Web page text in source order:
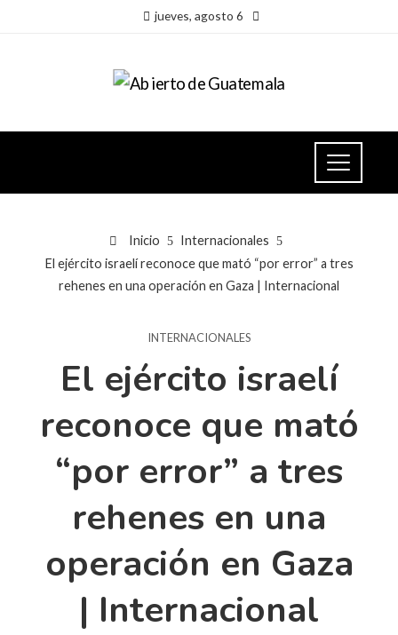
jueves, agosto 6
Inicio
Internacionales
El ejército israelí reconoce que mató “por error” a tres
rehenes en una operación en Gaza | Internacional
INTERNACIONALES
El ejército israelí
reconoce que mató
“por error” a tres
rehenes en una
operación en Gaza
| Internacional